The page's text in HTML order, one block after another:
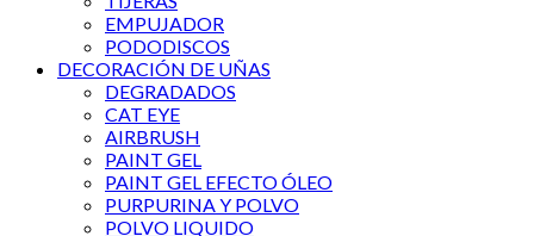
EMPUJADOR
PODODISCOS
DECORACIÓN DE UÑAS
DEGRADADOS
CAT EYE
AIRBRUSH
PAINT GEL
PAINT GEL EFECTO ÓLEO
PURPURINA Y POLVO
POLVO LIQUIDO